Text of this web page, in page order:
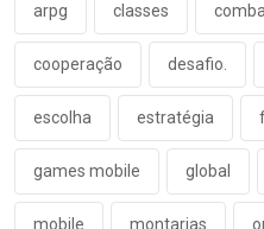
arpg classes
cooperação desafio.
escolha estratégia
games mobile global
mobile montarias